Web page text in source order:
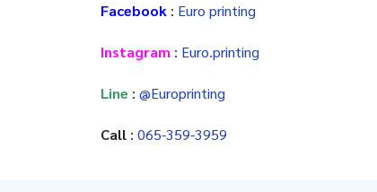
Facebook : Euro printing
Instagram : Euro.printing
Line : @Europrinting
Call : 065-359-3959